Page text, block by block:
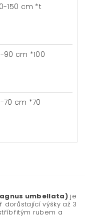
150 cm *t
90 cm *100
70 cm *70
umbellata) je
dorůstající výšky až 3
rubem a